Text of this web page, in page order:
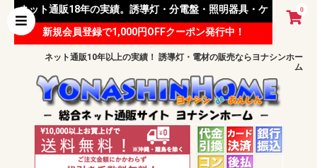
0
ネット通販18年の実績。誘導灯・分電盤・照明器具・ケ
ーブル等 様々な資材を取り扱っています。
新規会員登録で1,000円OFFクーポン発行中！
ネット通販10年以上の実績！ 誘導灯・電材の販売ならヨナシンホー
ム